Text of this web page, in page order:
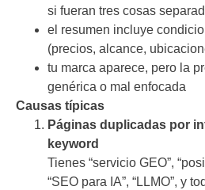
si fueran tres cosas
el resumen incluye
(precios, alcance,
tu marca aparece, pero la
genérica o mal enfocada
Causas típicas
Páginas duplicadas por
keyword
Tienes “servicio GEO”,
“SEO para IA”, “LLMO”, y